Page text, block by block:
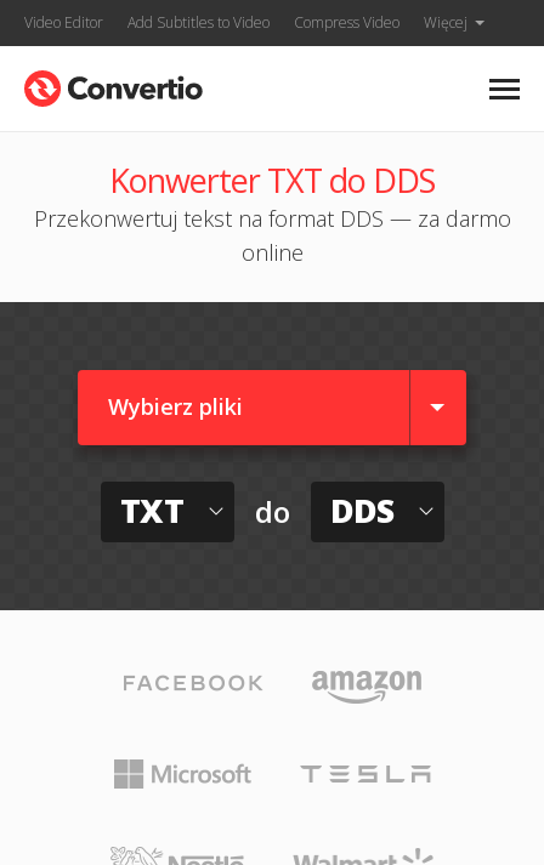
Video Editor Add Subtitles to Video Compress Video Więcej
Konwerter TXT do DDS
Przekonwertuj tekst na format DDS — za darmo
online
Wybierz pliki
TXT do DDS